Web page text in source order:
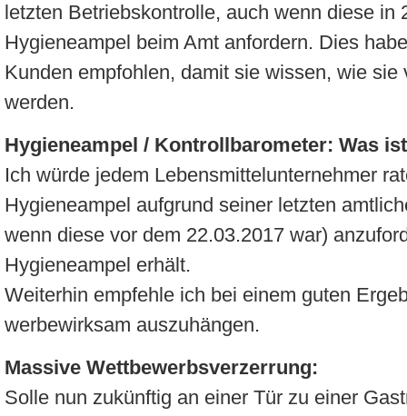
letzten Betriebskontrolle, auch wenn diese in
Hygieneampel beim Amt anfordern. Dies
Kunden empfohlen, damit sie wissen, wie
werden.
Hygieneampel / Kontrollbarometer: Was
Ich würde jedem Lebensmittelunternehmer
Hygieneampel aufgrund seiner letzten
wenn diese vor dem 22.03.2017 war)
Hygieneampel erhält.
Weiterhin empfehle ich bei einem guten
werbewirksam auszuhängen.
Massive Wettbewerbsverzerrung:
Solle nun zukünftig an einer Tür zu einer